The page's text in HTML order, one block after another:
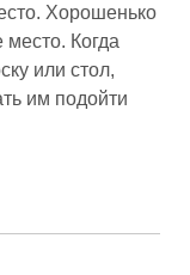
Хорошенько
Когда
или стол,
им подойти